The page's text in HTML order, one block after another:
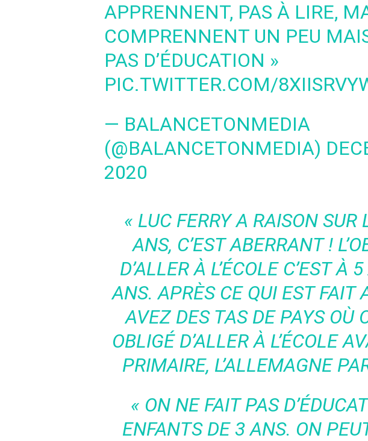
APPRENNENT, PAS À LIRE,
COMPRENNENT UN PEU
PAS D’ÉDUCATION »
PIC.TWITTER.COM/
— BALANCETONMEDIA
(@BALANCETONMEDIA)
2020
« LUC FERRY A RAISON SUR
ANS, C’EST ABERRANT !
D’ALLER À L’ÉCOLE C’EST À
ANS. APRÈS CE QUI EST FAIT
AVEZ DES TAS DE PAYS OÙ
OBLIGÉ D’ALLER À L’ÉCOLE
PRIMAIRE, L’ALLEMAGNE
« ON NE FAIT PAS
ENFANTS DE 3 ANS. ON